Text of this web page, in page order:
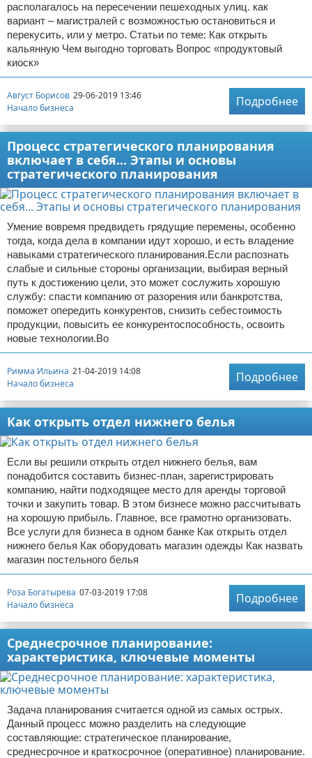
располагалось на пересечении пешеходных улиц. как
вариант – магистралей с возможностью остановиться и
перекусить, или у метро. Статьи по теме: Как открыть
кальянную Чем выгодно торговать Вопрос «продуктовый
киоск»
Август Борисов 29-06-2019 13:46
Начало бизнеса
Подробнее
Процесс стратегического планирования
включает в себя... Этапы и основы
стратегического планирования
Умение вовремя предвидеть грядущие перемены, особенно
тогда, когда дела в компании идут хорошо, и есть владение
навыками стратегического планирования.Если распознать
слабые и сильные стороны организации, выбирая верный
путь к достижению цели, это может сослужить хорошую
службу: спасти компанию от разорения или банкротства,
поможет опередить конкурентов, снизить себестоимость
продукции, повысить ее конкурентоспособность, освоить
новые технологии.Во
Римма Ильина 21-04-2019 14:08
Начало бизнеса
Подробнее
Как открыть отдел нижнего белья
Если вы решили открыть отдел нижнего белья, вам
понадобится составить бизнес-план, зарегистрировать
компанию, найти подходящее место для аренды торговой
точки и закупить товар. В этом бизнесе можно рассчитывать
на хорошую прибыль. Главное, все грамотно организовать.
Все услуги для бизнеса в одном банке Как открыть отдел
нижнего белья Как оборудовать магазин одежды Как назвать
магазин постельного белья
Роза Богатырева 07-03-2019 17:08
Начало бизнеса
Подробнее
Среднесрочное планирование:
характеристика, ключевые моменты
Задача планирования считается одной из самых острых.
Данный процесс можно разделить на следующие
составляющие: стратегическое планирование,
среднесрочное и краткосрочное (оперативное) планирование.